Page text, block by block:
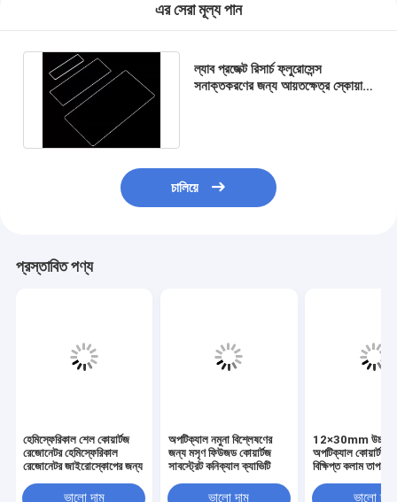
এর সেরা মূল্য পান
ল্যাব প্রজেক্ট রিসার্চ ফ্লুরোসেন্স
সনাক্তকরণের জন্য আয়তক্ষেত্র স্কোয়ার
চালিয়ে
প্রস্তাবিত পণ্য
হেমিস্ফেরিকাল শেল কোয়ার্টজ
রেজোনেটর হেমিস্ফেরিকাল
রেজোনেটর জাইরোস্কোপের জন্য
ভালো দাম
অপটিক্যাল নমুনা বিশ্লেষণের
জন্য মসৃণ ফিউজড কোয়ার্টজ
সাবস্ট্রেট কনিক্যাল ক্যাভিটি
ভালো দাম
12×30mm উচ্চ
অপটিক্যাল কোয়ার্টজ
বিক্ষিপ্ত কলাম তাপ
ভালো দাম